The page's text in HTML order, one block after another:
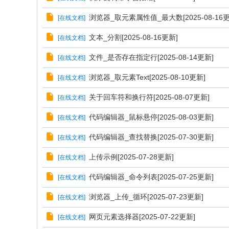
[在线文档] 浏览器_取元素属性值_最大数[2025-08-16
[在线文档] 文本_分割[2025-08-16更新]
[在线文档] 文件_是否存在指定行[2025-08-14更新]
[在线文档] 浏览器_取元素Text[2025-08-10更新]
[在线文档] 关于回车符和换行符[2025-08-07更新]
[在线文档] 代码编辑器_鼠标悬停[2025-08-03更新]
[在线文档] 代码编辑器_查找替换[2025-07-30更新]
[在线文档] 上传示例[2025-07-28更新]
[在线文档] 代码编辑器_命令列表[2025-07-25更新]
[在线文档] 浏览器_上传_循环[2025-07-23更新]
[在线文档] 网页元素选择器[2025-07-22更新]